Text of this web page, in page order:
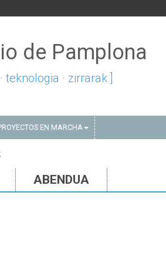
de Pamplona
teknologia · zirrarak ]
EN MARCHA
ABENDUA